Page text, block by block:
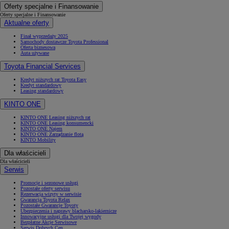
Oferty specjalne i Finansowanie
Oferty specjalne i Finansowanie
Aktualne oferty
Finał wyprzedaży 2025
Samochody dostawcze Toyota Professional
Oferta biznesowa
Auta używane
Toyota Financial Services
Kredyt niższych rat Toyota Easy
Kredyt standardowy
Leasing standardowy
KINTO ONE
KINTO ONE Leasing niższych rat
KINTO ONE Leasing konsumencki
KINTO ONE Najem
KINTO ONE Zarządzanie flotą
KINTO Mobility
Dla właścicieli
Dla właścicieli
Serwis
Promocje i sezonowe usługi
Pozostałe oferty serwisu
Rezerwacja wizyty w serwisie
Gwarancja Toyota Relax
Pozostałe Gwarancje Toyoty
Ubezpieczenia i naprawy blacharsko-lakiernicze
Innowacyjne usługi dla Twojej wygody
Bezpłatne Akcje Serwisowe
Serwis Dobrych Cen